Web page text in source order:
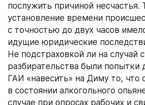
послужить причиной несчастья.
установление времени
с точностью до двух часов
идущие юридические
Не подстраховкой ли на случай
разбирательства были попытки
ГАИ «навесить» на Диму то, что
в состоянии алкогольного
случае при опросах рабочих и